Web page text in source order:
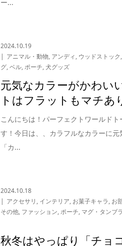
ー...
2024.10.19
アニマル・動物, アンディ, ウッドストック,
グ,ベル,ポーチ,犬グッズ
元気なカラーがかわい
トはフラットもマチ
こんにちは！パーフェクトワールド
す！今日は、、カラフルなカラーに
「カ...
2024.10.18
アクセサリ , インテリア, お菓子キャラ, お
その他, ファッション,ポーチ, マグ・タンブ
秋冬はやっぱり「チョ